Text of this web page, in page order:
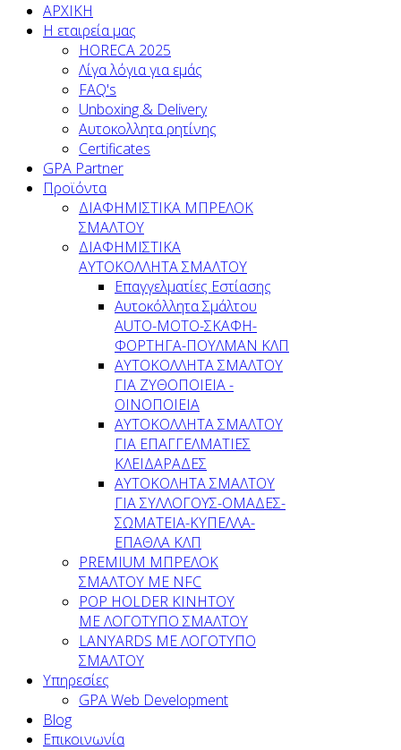
ΑΡΧΙΚΗ
Η εταιρεία μας
HORECA 2025
Λίγα λόγια για εμάς
FAQ's
Unboxing & Delivery
Αυτοκολλητα ρητίνης
Certificates
GPA Partner
Προϊόντα
ΔΙΑΦΗΜΙΣΤΙΚΑ ΜΠΡΕΛΟΚ
ΣΜΑΛΤΟΥ
ΔΙΑΦΗΜΙΣΤΙΚΑ
ΑΥΤΟΚΟΛΛΗΤΑ ΣΜΑΛΤΟΥ
Επαγγελματίες Εστίασης
Αυτοκόλλητα Σμάλτου
ΑUTO-MOTO-ΣΚΑΦΗ-
ΦΟΡΤΗΓΑ-ΠΟΥΛΜΑΝ ΚΛΠ
AYTOKOΛΛΗΤΑ ΣΜΑΛΤΟΥ
ΓΙΑ ΖΥΘΟΠΟΙΕΙΑ -
ΟΙΝΟΠΟΙΕΙΑ
ΑΥΤΟΚΟΛΛΗΤΑ ΣΜΑΛΤΟΥ
ΓΙΑ ΕΠΑΓΓΕΛΜΑΤΙΕΣ
ΚΛΕΙΔΑΡΑΔΕΣ
AYTOKOΛΗΤΑ ΣΜΑΛΤΟΥ
ΓΙΑ ΣΥΛΛΟΓΟΥΣ-ΟΜΑΔΕΣ-
ΣΩΜΑΤEΙΑ-ΚΥΠΕΛΛΑ-
ΕΠΑΘΛΑ ΚΛΠ
PREMIUM ΜΠΡΕΛΟΚ
ΣΜΑΛΤΟΥ ΜΕ NFC
POP HOLDER ΚΙΝΗΤΟΥ
ΜΕ ΛΟΓΟΤΥΠΟ ΣΜΑΛΤΟΥ
LANYARDS ΜΕ ΛΟΓΟΤΥΠΟ
ΣΜΑΛΤΟΥ
Υπηρεσίες
GPA Web Development
Blog
Επικοινωνία